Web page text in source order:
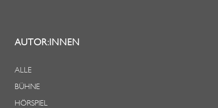
AUTOR:INNEN
ALLE
BÜHNE
HÖRSPIEL